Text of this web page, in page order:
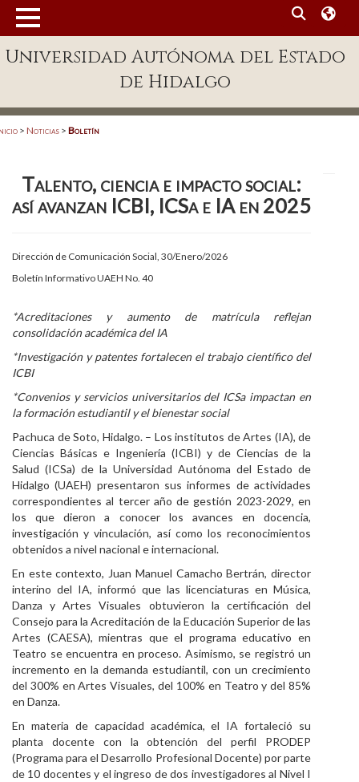
Enlaces
Patronato
Publicaciones en línea
Acreditación Internacional
Alumnado
Personal
Alumni
Visitantes
Universidad Autónoma del Estado
de Hidalgo
> Noticias > Boletín
Talento, ciencia e impacto social:
así avanzan ICBI, ICSa e IA en 2025
Dirección de Comunicación Social, 30/Enero/2026
Boletín Informativo UAEH No. 40
*Acreditaciones y aumento de matrícula reflejan
consolidación académica del IA
*Investigación y patentes fortalecen el trabajo científico del
ICBI
*Convenios y servicios universitarios del ICSa impactan en
la formación estudiantil y el bienestar social
Pachuca de Soto, Hidalgo. – Los institutos de Artes (IA), de
Ciencias Básicas e Ingeniería (ICBI) y de Ciencias de la
Salud (ICSa) de la Universidad Autónoma del Estado de
Hidalgo (UAEH) presentaron sus informes de actividades
correspondientes al tercer año de gestión 2023-2029, en
los que dieron a conocer los avances en docencia,
investigación y vinculación, así como los reconocimientos
obtenidos a nivel nacional e internacional.
En este contexto, Juan Manuel Camacho Bertrán, director
interino del IA, informó que las licenciaturas en Música,
Danza y Artes Visuales obtuvieron la certificación del
Consejo para la Acreditación de la Educación Superior de las
Artes (CAESA), mientras que el programa educativo en
Teatro se encuentra en proceso. Asimismo, se registró un
incremento en la demanda estudiantil, con un crecimiento
del 300% en Artes Visuales, del 100% en Teatro y del 85%
en Danza.
En materia de capacidad académica, el IA fortaleció su
planta docente con la obtención del perfil PRODEP
(Programa para el Desarrollo Profesional Docente) por parte
de 10 docentes y el ingreso de dos investigadores al Nivel I